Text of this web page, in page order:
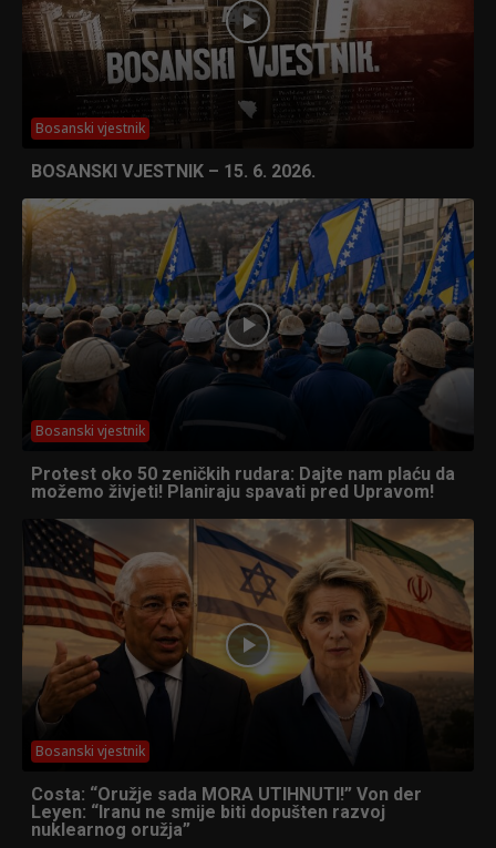
Bosanski vjestnik
BOSANSKI VJESTNIK – 15. 6. 2026.
Bosanski vjestnik
Protest oko 50 zeničkih rudara: Dajte nam plaću da
možemo živjeti! Planiraju spavati pred Upravom!
Bosanski vjestnik
Costa: “Oružje sada MORA UTIHNUTI!” Von der
Leyen: “Iranu ne smije biti dopušten razvoj
nuklearnog oružja”